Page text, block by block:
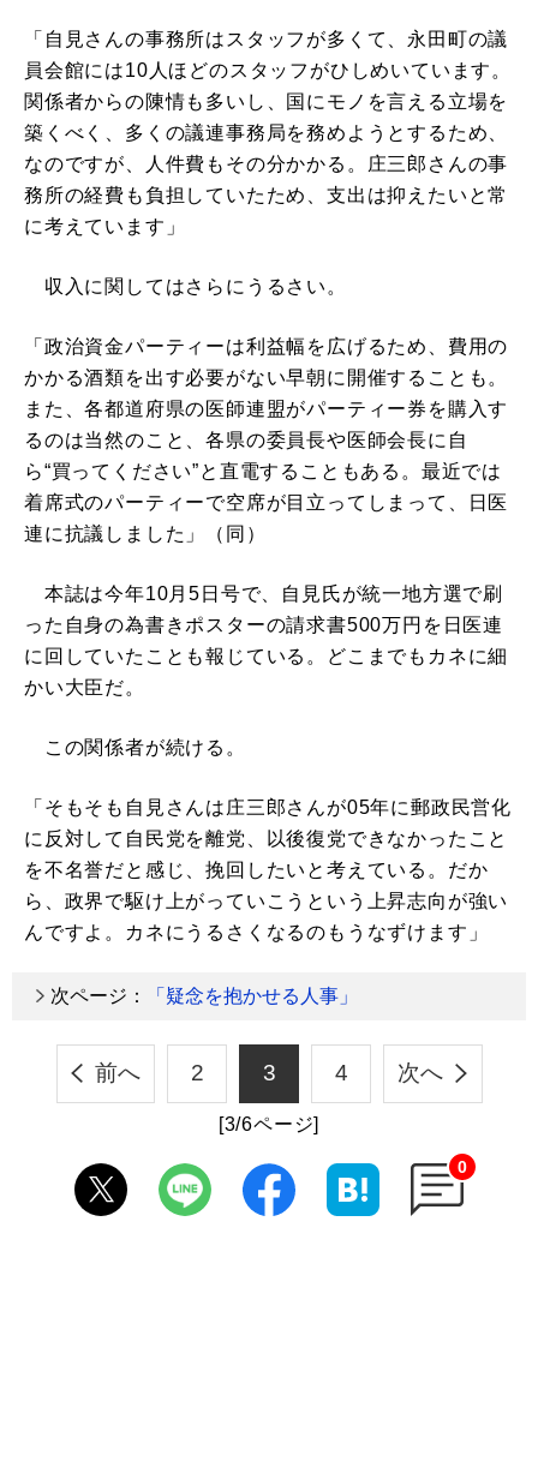
「自見さんの事務所はスタッフが多くて、永田町の議
員会館には10人ほどのスタッフがひしめいています。
関係者からの陳情も多いし、国にモノを言える立場を
築くべく、多くの議連事務局を務めようとするため、
なのですが、人件費もその分かかる。庄三郎さんの事
務所の経費も負担していたため、支出は抑えたいと常
に考えています」
収入に関してはさらにうるさい。
「政治資金パーティーは利益幅を広げるため、費用の
かかる酒類を出す必要がない早朝に開催することも。
また、各都道府県の医師連盟がパーティー券を購入す
るのは当然のこと、各県の委員長や医師会長に自
ら“買ってください”と直電することもある。最近では
着席式のパーティーで空席が目立ってしまって、日医
連に抗議しました」（同）
本誌は今年10月5日号で、自見氏が統一地方選で刷
った自身の為書きポスターの請求書500万円を日医連
に回していたことも報じている。どこまでもカネに細
かい大臣だ。
この関係者が続ける。
「そもそも自見さんは庄三郎さんが05年に郵政民営化
に反対して自民党を離党、以後復党できなかったこと
を不名誉だと感じ、挽回したいと考えている。だか
ら、政界で駆け上がっていこうという上昇志向が強い
んですよ。カネにうるさくなるのもうなずけます」
次ページ： 「疑念を抱かせる人事」
前へ 2 3 4 次へ
[3/6ページ]
0